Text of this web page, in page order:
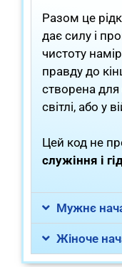
Разом це
дає силу і
чистоту
правду до
створена для
світлі, або у
Цей код не
служіння і
Мужнє
Жіноче